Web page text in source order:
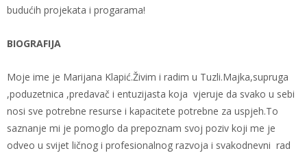
budućih projekata i progarama!
BIOGRAFIJA
Moje ime je Marijana Klapić.Živim i radim u Tuzli.Majka,supruga
,poduzetnica ,predavač i entuzijasta koja vjeruje da svako u sebi
nosi sve potrebne resurse i kapacitete potrebne za uspjeh.To
saznanje mi je pomoglo da prepoznam svoj poziv koji me je
odveo u svijet ličnog i profesionalnog razvoja i svakodnevni rad